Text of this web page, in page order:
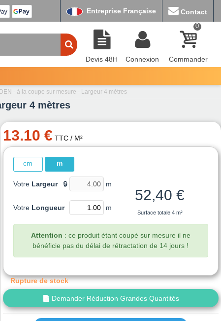
Entreprise Française Contact
Devis 48H Connexion
0
Commander
- à la coupe sur mesure - Largeur 4 mètres
4 mètres
13.10 € TTC/ M²
cm m
Votre Largeur 🔒 m
Votre Longueur m
52,40 €
Surface totale 4 m²
Attention : ce produit étant coupé sur mesure il ne
bénéficie pas du délai de rétractation de 14 jours !
Rupture de stock
Demander Réduction Grandes Quantités